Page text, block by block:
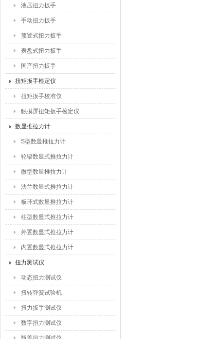
液压扭力扳手
手动扭力扳手
预置式扭力扳手
表盘式扭力扳手
国产扭力扳手
扭矩扳手检定仪
扭矩扳手校准仪
触摸屏扭矩扳手检定仪
数显推拉力计
S型数显推拉力计
轮辐数显式推拉力计
微型数显推拉力计
法兰数显式推拉力计
板环式数显推拉力计
柱型数显式推拉力计
外置数显式推拉力计
内置数显式推拉力计
扭力测试仪
动态扭力测试仪
扭转弹簧试验机
扭力扳手测试仪
数字扭力测试仪